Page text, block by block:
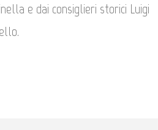
e dai consiglieri storici Luigi